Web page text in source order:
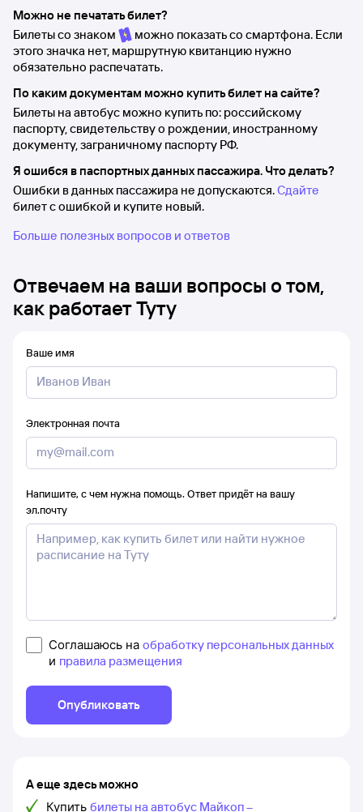
Можно не печатать билет?
Билеты со знаком
можно показать со смартфона. Если
этого значка нет, маршрутную квитанцию нужно
обязательно распечатать.
По каким документам можно купить билет на сайте?
Билеты на автобус можно купить по: российскому
паспорту, свидетельству о рождении, иностранному
документу, заграничному паспорту РФ.
Я ошибся в паспортных данных пассажира. Что делать?
Ошибки в данных пассажира не допускаются.Сдайте
билет с ошибкой и купите новый.
Больше полезных вопросов и ответов
Отвечаем на ваши вопросы о том,
как работает Туту
Ваше имя
Электронная почта
Напишите, с чем нужна помощь. Ответ придёт на вашу
эл.почту
Соглашаюсь на обработку персональных данных
и правила размещения
Опубликовать
А еще здесь можно
Купить билеты на автобус Майкоп –